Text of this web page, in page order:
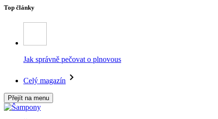
Top články
Jak správně pečovat o plnovous
Celý magazín
Přejít na menu